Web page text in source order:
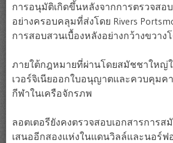
การอนุมัติเกิดขึ้นหลังจากการตรวจสอ
อย่างครอบคลุมที่ส่งโดย Rivers
การสอบสวนเบื้องหลังอย่างกว้างขวาง
ภายใต้กฎหมายที่ผ่านโดยสมัชชาใหญ่ใ
เวอร์จิเนียออกใบอนุญาตและควบคุม
กีฬาในเครือจักรภพ
ลอตเตอรียังคงตรวจสอบเอกสารการ
เสนออีกสองแห่งในแดนวิลล์และนอร์ฟ